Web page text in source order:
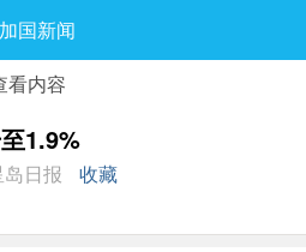
最新发表
加国新闻
看内容
1.9%
日报
收藏